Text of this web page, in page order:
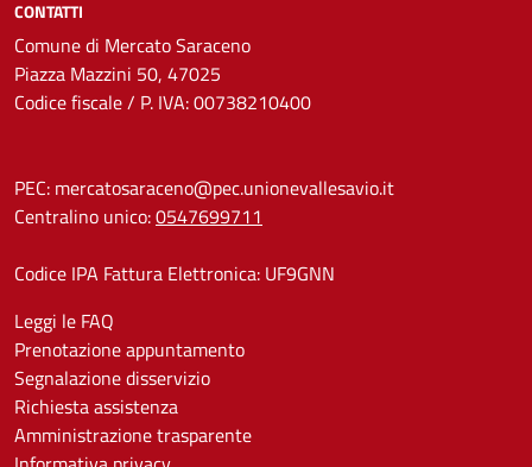
CONTATTI
Comune di Mercato Saraceno
Piazza Mazzini 50, 47025
Codice fiscale / P. IVA: 00738210400
PEC: mercatosaraceno@pec.unionevallesavio.it
Centralino unico:0547699711
Codice IPA Fattura Elettronica: UF9GNN
Leggi le FAQ
Prenotazione appuntamento
Segnalazione disservizio
Richiesta assistenza
Amministrazione trasparente